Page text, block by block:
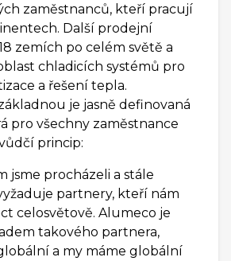
zaměstnanců, kteří pracují
Další prodejní
zemích po celém světě a
chladicích systémů pro
a řešení tepla.
je jasně definovaná
pro všechny zaměstnance
princip:
jsme procházeli a stále
partnery, kteří nám
celosvětově. Alumeco je
takového partnera,
a my máme globální